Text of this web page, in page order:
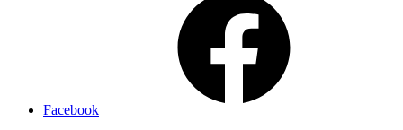
Facebook